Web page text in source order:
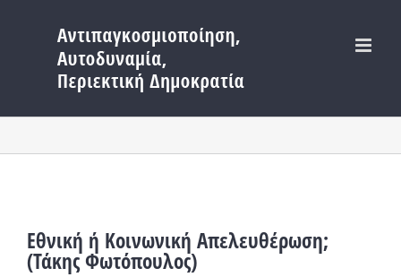
περιεχόμενο
Εθνική ή Κοινωνική Απελευθέρωση;
(Τάκης Φωτόπουλος)